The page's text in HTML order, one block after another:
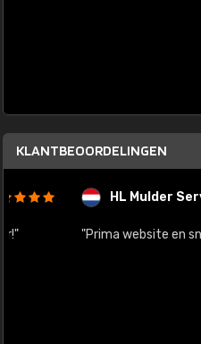
KLANTBEOORDELINGEN
HL Mulder Services
"Prima website en snelle